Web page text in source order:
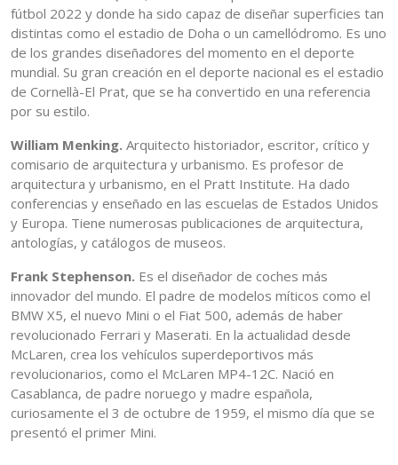
fútbol 2022 y donde ha sido capaz de diseñar superficies tan
distintas como el estadio de Doha o un camellódromo. Es uno
de los grandes diseñadores del momento en el deporte
mundial. Su gran creación en el deporte nacional es el estadio
de Cornellà-El Prat, que se ha convertido en una referencia
por su estilo.
William Menking. Arquitecto historiador, escritor, crítico y
comisario de arquitectura y urbanismo. Es profesor de
arquitectura y urbanismo, en el Pratt Institute. Ha dado
conferencias y enseñado en las escuelas de Estados Unidos
y Europa. Tiene numerosas publicaciones de arquitectura,
antologías, y catálogos de museos.
Frank Stephenson. Es el diseñador de coches más
innovador del mundo. El padre de modelos míticos como el
BMW X5, el nuevo Mini o el Fiat 500, además de haber
revolucionado Ferrari y Maserati. En la actualidad desde
McLaren, crea los vehículos superdeportivos más
revolucionarios, como el McLaren MP4-12C. Nació en
Casablanca, de padre noruego y madre española,
curiosamente el 3 de octubre de 1959, el mismo día que se
presentó el primer Mini.